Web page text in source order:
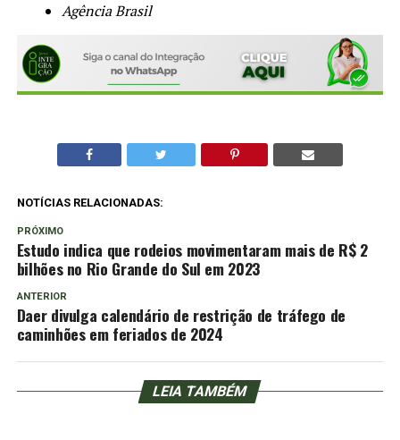
Agência Brasil
NOTÍCIAS RELACIONADAS:
PRÓXIMO
Estudo indica que rodeios movimentaram mais de R$ 2
bilhões no Rio Grande do Sul em 2023
ANTERIOR
Daer divulga calendário de restrição de tráfego de
caminhões em feriados de 2024
LEIA TAMBÉM